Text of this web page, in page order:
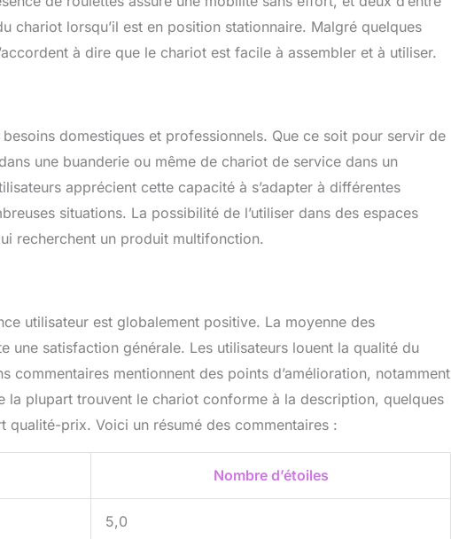
chariot lorsqu’il est en position stationnaire. Malgré quelques
à dire que le chariot est facile à assembler et à utiliser.
domestiques et professionnels. Que ce soit pour servir de
une buanderie ou même de chariot de service dans un
apprécient cette capacité à s’adapter à différentes
situations. La possibilité de l’utiliser dans des espaces
recherchent un produit multifonction.
utilisateur est globalement positive. La moyenne des
une satisfaction générale. Les utilisateurs louent la qualité du
mentionnent des points d’amélioration, notamment
la plupart trouvent le chariot conforme à la description, quelques
prix. Voici un résumé des commentaires :
Nombre d’étoiles
5,0